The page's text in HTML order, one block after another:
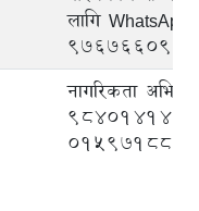
लागि WhatsApp
९७६७६६०९३३
नागरिकता
015971880